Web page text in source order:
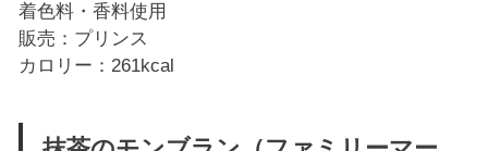
着色料・香料使用
販売：プリンス
カロリー：261kcal